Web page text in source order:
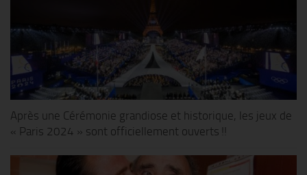
Après une Cérémonie grandiose et historique, les jeux de
« Paris 2024 » sont officiellement ouverts !!